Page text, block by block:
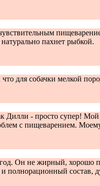
натурально пахнет рыбкой.
для собачки мелкой
Дилли - просто супер!
с пищеварением.
Он не жирный, хорошо
полнорационный состав,